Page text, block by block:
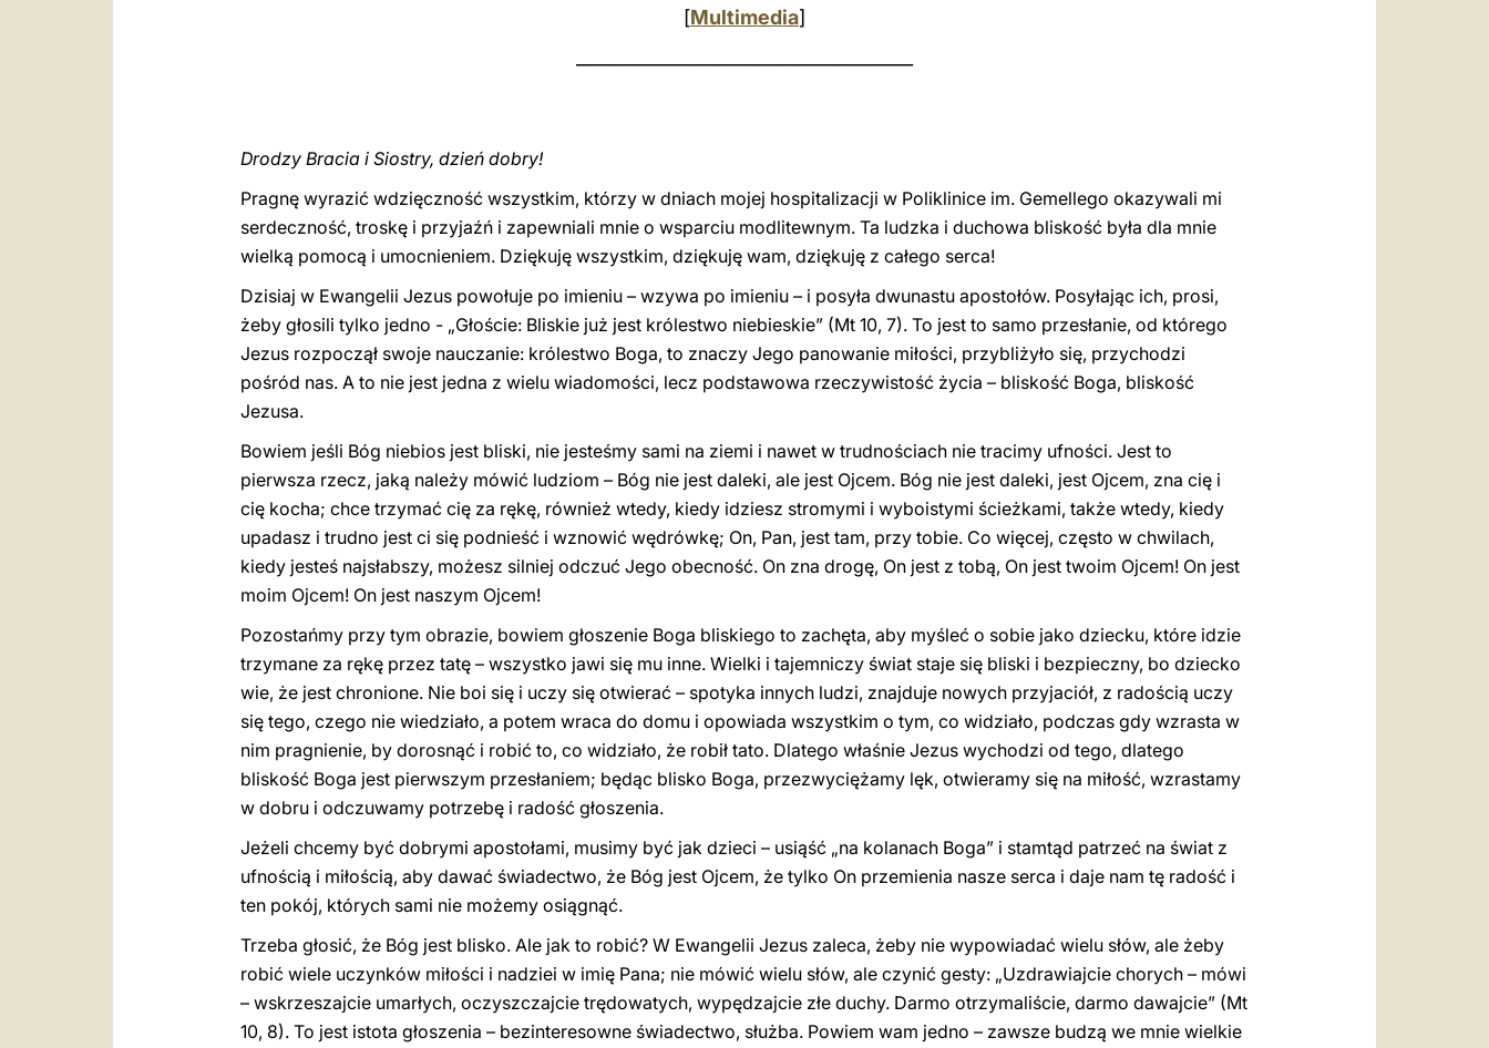
[Multimedia]
Drodzy Bracia i Siostry, dzień dobry!
Pragnę wyrazić wdzięczność wszystkim, którzy w dniach mojej hospitalizacji w Poliklinice im. Gemellego okazywali mi
serdeczność, troskę i przyjaźń i zapewniali mnie o wsparciu modlitewnym. Ta ludzka i duchowa bliskość była dla mnie
wielką pomocą i umocnieniem. Dziękuję wszystkim, dziękuję wam, dziękuję z całego serca!
Dzisiaj w Ewangelii Jezus powołuje po imieniu – wzywa po imieniu – i posyła dwunastu apostołów. Posyłając ich, prosi,
żeby głosili tylko jedno - „Głoście: Bliskie już jest królestwo niebieskie” (Mt 10, 7). To jest to samo przesłanie, od którego
Jezus rozpoczął swoje nauczanie: królestwo Boga, to znaczy Jego panowanie miłości, przybliżyło się, przychodzi
pośród nas. A to nie jest jedna z wielu wiadomości, lecz podstawowa rzeczywistość życia – bliskość Boga, bliskość
Jezusa.
Bowiem jeśli Bóg niebios jest bliski, nie jesteśmy sami na ziemi i nawet w trudnościach nie tracimy ufności. Jest to
pierwsza rzecz, jaką należy mówić ludziom – Bóg nie jest daleki, ale jest Ojcem. Bóg nie jest daleki, jest Ojcem, zna cię i
cię kocha; chce trzymać cię za rękę, również wtedy, kiedy idziesz stromymi i wyboistymi ścieżkami, także wtedy, kiedy
upadasz i trudno jest ci się podnieść i wznowić wędrówkę; On, Pan, jest tam, przy tobie. Co więcej, często w chwilach,
kiedy jesteś najsłabszy, możesz silniej odczuć Jego obecność. On zna drogę, On jest z tobą, On jest twoim Ojcem! On jest
moim Ojcem! On jest naszym Ojcem!
Pozostańmy przy tym obrazie, bowiem głoszenie Boga bliskiego to zachęta, aby myśleć o sobie jako dziecku, które idzie
trzymane za rękę przez tatę – wszystko jawi się mu inne. Wielki i tajemniczy świat staje się bliski i bezpieczny, bo dziecko
wie, że jest chronione. Nie boi się i uczy się otwierać – spotyka innych ludzi, znajduje nowych przyjaciół, z radością uczy
się tego, czego nie wiedziało, a potem wraca do domu i opowiada wszystkim o tym, co widziało, podczas gdy wzrasta w
nim pragnienie, by dorosnąć i robić to, co widziało, że robił tato. Dlatego właśnie Jezus wychodzi od tego, dlatego
bliskość Boga jest pierwszym przesłaniem; będąc blisko Boga, przezwyciężamy lęk, otwieramy się na miłość, wzrastamy
w dobru i odczuwamy potrzebę i radość głoszenia.
Jeżeli chcemy być dobrymi apostołami, musimy być jak dzieci – usiąść „na kolanach Boga” i stamtąd patrzeć na świat z
ufnością i miłością, aby dawać świadectwo, że Bóg jest Ojcem, że tylko On przemienia nasze serca i daje nam tę radość i
ten pokój, których sami nie możemy osiągnąć.
Trzeba głosić, że Bóg jest blisko. Ale jak to robić? W Ewangelii Jezus zaleca, żeby nie wypowiadać wielu słów, ale żeby
robić wiele uczynków miłości i nadziei w imię Pana; nie mówić wielu słów, ale czynić gesty: „Uzdrawiajcie chorych – mówi
– wskrzeszajcie umarłych, oczyszczajcie trędowatych, wypędzajcie złe duchy. Darmo otrzymaliście, darmo dawajcie” (Mt
10, 8). To jest istota głoszenia – bezinteresowne świadectwo, służba. Powiem wam jedno – zawsze budzą we mnie wielkie